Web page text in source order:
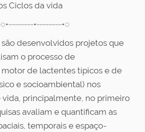
Ciclos da vida
desenvolvidos projetos que
o processo de
de lactentes típicos e de
e socioambiental) nos
vida, principalmente, no primeiro
avaliam e quantificam as
temporais e espaço-